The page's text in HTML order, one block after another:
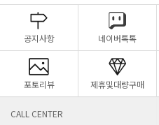
공지사항 네이버톡톡
포토리뷰 제휴및대량구매
CALL CENTER